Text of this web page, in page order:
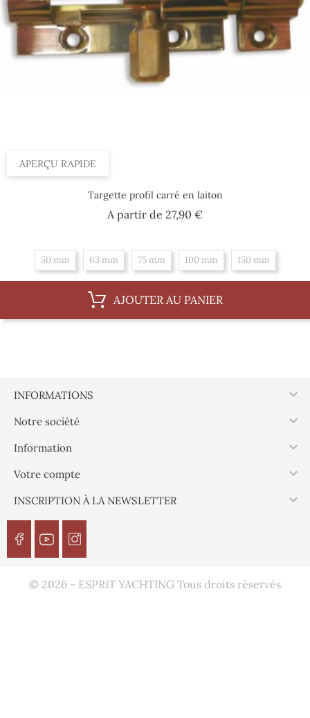
APERÇU RAPIDE
Targette profil carré en laiton
A partir de 27,90 €Prix
50 mm 63 mm 75 mm 100 mm 150 mm
AJOUTER AU PANIER
INFORMATIONS 
Notre société 
Information 
Votre compte 
INSCRIPTION À LA NEWSLETTER 
© 2026 - ESPRIT YACHTING Tous droits réservés